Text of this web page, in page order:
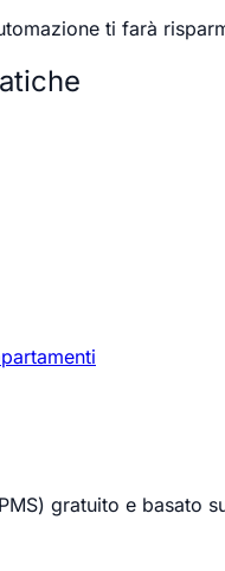
ti farà
gratuito e